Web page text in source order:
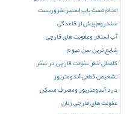
انجام تست پاپ اسمیر ضروریست
سندروم پیش از قاعدگی
آب استخر وعفونت های قارچی
شایع ترین سن میو م
کاهش خطر عفونت قارچی در سفر
تشخیص قطعی آندومتریوز
درد آندومتریوز ومصرف مسکن
عفونت های قارچی زنان